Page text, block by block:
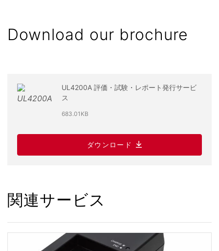
Download our brochure
UL4200A 評価・試験・レポート発行サービ
ス
683.01KB
ダウンロード
関連サービス